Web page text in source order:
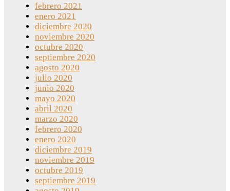
febrero 2021
enero 2021
diciembre 2020
noviembre 2020
octubre 2020
septiembre 2020
agosto 2020
julio 2020
junio 2020
mayo 2020
abril 2020
marzo 2020
febrero 2020
enero 2020
diciembre 2019
noviembre 2019
octubre 2019
septiembre 2019